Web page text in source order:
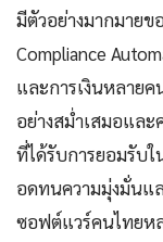
มีตัวอย่างมากมายข
Compliance
และการเงินหลาย
อย่างสม่ำเสมอแล
ที่ได้รับการยอมรับ
อดทนความมุ่งมั่นแ
ซอฟต์แวร์คนไทยหล